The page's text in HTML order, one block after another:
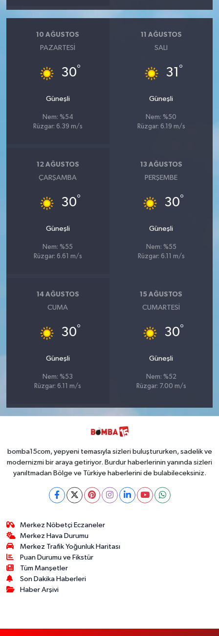
10 AĞUSTOS
PAZARTESI
30°
Güneşli
Nem: %54
Rüzgar: 6.39 m/s
11 AĞUSTOS
SALI
31 °
Güneşli
Nem: %50
Rüzgar: 6.19 m/s
12 AĞUSTOS
ÇARŞAMBA
30°
Güneşli
Nem: %55
Rüzgar: 6.61 m/s
13 AĞUSTOS
PERŞEMBE
30°
Güneşli
Nem: %55
Rüzgar: 6.11 m/s
14 AĞUSTOS
CUMA
30°
Güneşli
Nem: %53
Rüzgar: 6.11 m/s
15 AĞUSTOS
CUMARTESI
30°
Güneşli
Nem: %52
Rüzgar: 7.00 m/s
bomba15com, yepyeni temasıyla sizleri buluştururken, sadelik ve
modernizmi bir araya getiriyor. Burdur haberlerinin yanında sizleri
yanıltmadan Bölge ve Türkiye haberlerini de bulabileceksiniz.
Merkez Nöbetçi Eczaneler
Merkez Hava Durumu
Merkez Trafik Yoğunluk Haritası
Puan Durumu ve Fikstür
Tüm Manşetler
Son Dakika Haberleri
Haber Arşivi